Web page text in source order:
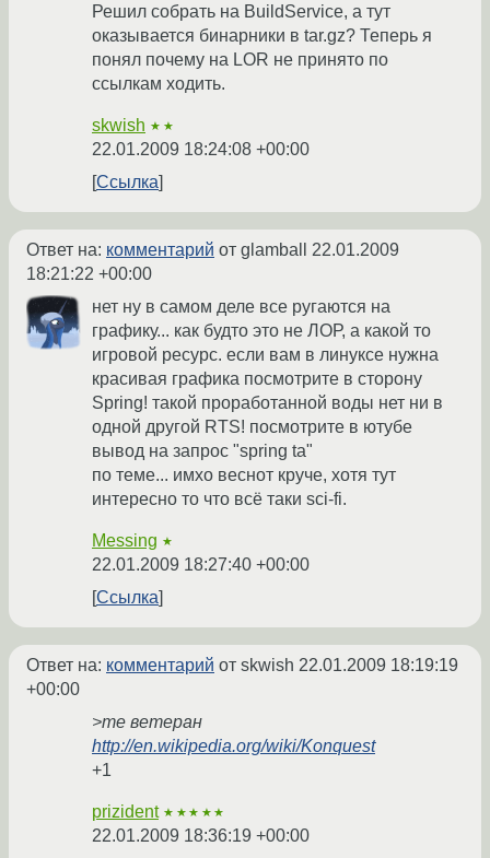
Решил собрать на BuildService, а тут
оказывается бинарники в tar.gz? Теперь я
понял почему на LOR не принято по
ссылкам ходить.
skwish ★★
22.01.2009 18:24:08 +00:00
Ссылка
Ответ на: комментарий от glamball 22.01.2009
18:21:22 +00:00
нет ну в самом деле все ругаются на
графику... как будто это не ЛОР, а какой то
игровой ресурс. если вам в линуксе нужна
красивая графика посмотрите в сторону
Spring! такой проработанной воды нет ни в
одной другой RTS! посмотрите в ютубе
вывод на запрос "spring ta"
по теме... имхо веснот круче, хотя тут
интересно то что всё таки sci-fi.
Messing ★
22.01.2009 18:27:40 +00:00
Ссылка
Ответ на: комментарий от skwish 22.01.2009 18:19:19
+00:00
>me ветеран
http://en.wikipedia.org/wiki/Konquest
+1
prizident ★★★★★
22.01.2009 18:36:19 +00:00